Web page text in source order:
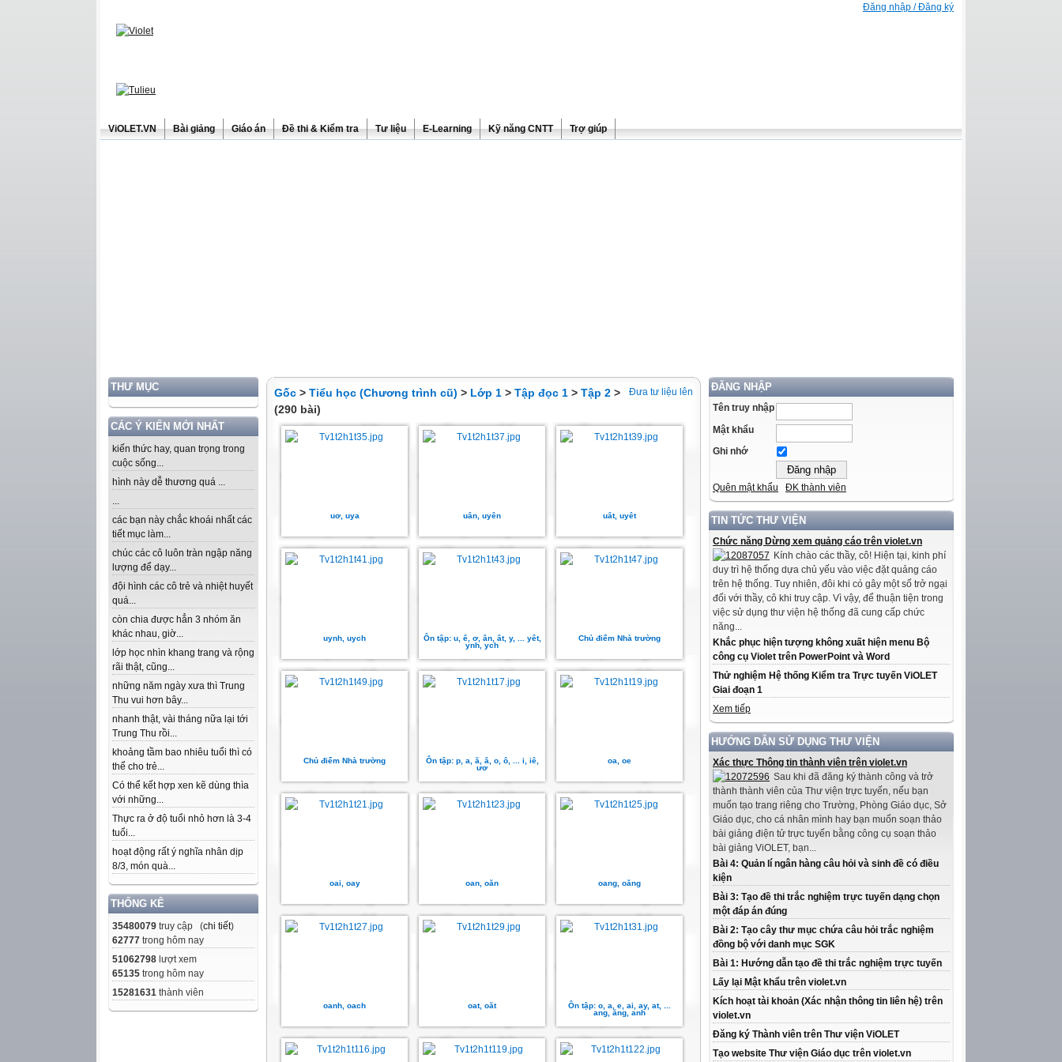
Đăng nhập / Đăng ký
ViOLET.VN Bài giảng Giáo án Đề thi & Kiểm tra Tư liệu E-Learning Kỹ năng CNTT Trợ giúp
THƯ MỤC
CÁC Ý KIẾN MỚI NHẤT
kiến thức hay, quan trọng trong
cuộc sống...
hình này dễ thương quá ...
...
các bạn này chắc khoái nhất các
tiết mục làm...
chúc các cô luôn tràn ngập năng
lượng để dạy...
đội hình các cô trẻ và nhiệt huyết
quá...
còn chia được hẳn 3 nhóm ăn
khác nhau, giờ...
lớp học nhìn khang trang và rộng
rãi thật, cũng...
những năm ngày xưa thì Trung
Thu vui hơn bây...
nhanh thật, vài tháng nữa lại tới
Trung Thu rồi...
khoảng tầm bao nhiêu tuổi thì có
thể cho trẻ...
Có thể kết hợp xen kẽ dùng thìa
với những...
Thực ra ở độ tuổi nhỏ hơn là 3-4
tuổi...
hoạt động rất ý nghĩa nhân dịp
8/3, món quà...
THỐNG KÊ
35480079 truy cập (chi tiết)
62777 trong hôm nay
51062798 lượt xem
65135 trong hôm nay
15281631 thành viên
ĐĂNG NHẬP
Tên truy nhập
Mật khẩu
Ghi nhớ
Quên mật khẩu ĐK thành viên
TIN TỨC THƯ VIỆN
Chức năng Dừng xem quảng cáo trên violet.vn
Kính chào các thầy, cô! Hiện tại, kinh phí
duy trì hệ thống dựa chủ yếu vào việc đặt quảng cáo
trên hệ thống. Tuy nhiên, đôi khi có gây một số trở ngại
đối với thầy, cô khi truy cập. Vì vậy, để thuận tiện trong
việc sử dụng thư viện hệ thống đã cung cấp chức
năng...
Khắc phục hiện tượng không xuất hiện menu Bộ
công cụ Violet trên PowerPoint và Word
Thử nghiệm Hệ thống Kiểm tra Trực tuyến ViOLET
Giai đoạn 1
Xem tiếp
HƯỚNG DẪN SỬ DỤNG THƯ VIỆN
Xác thực Thông tin thành viên trên violet.vn
Sau khi đã đăng ký thành công và trở
thành thành viên của Thư viện trực tuyến, nếu bạn
muốn tạo trang riêng cho Trường, Phòng Giáo dục, Sở
Giáo dục, cho cá nhân mình hay bạn muốn soạn thảo
bài giảng điện tử trực tuyến bằng công cụ soạn thảo
bài giảng ViOLET, bạn...
Bài 4: Quản lí ngân hàng câu hỏi và sinh đề có điều
kiện
Bài 3: Tạo đề thi trắc nghiệm trực tuyến dạng chọn
một đáp án đúng
Bài 2: Tạo cây thư mục chứa câu hỏi trắc nghiệm
đồng bộ với danh mục SGK
Bài 1: Hướng dẫn tạo đề thi trắc nghiệm trực tuyến
Lấy lại Mật khẩu trên violet.vn
Kích hoạt tài khoản (Xác nhận thông tin liên hệ) trên
violet.vn
Đăng ký Thành viên trên Thư viện ViOLET
Tạo website Thư viện Giáo dục trên violet.vn
Đưa tư liệu lên
Gốc > Tiểu học (Chương trình cũ) > Lớp 1 > Tập đọc 1 > Tập 2 >
(290 bài)
uơ, uya uân, uyên uât, uyêt
uynh, uych
Ôn tập: u, ê, ơ, ân, ât, y, ... yêt,
ynh, ych
Chủ điểm Nhà trường
Chủ điểm Nhà trường
Ôn tập: p, a, ă, â, o, ô, ... i, iê,
ươ
oa, oe
oai, oay oan, oăn oang, oăng
oanh, oach oat, oăt
Ôn tập: o, a, e, ai, ay, at, ...
ang, ăng, anh